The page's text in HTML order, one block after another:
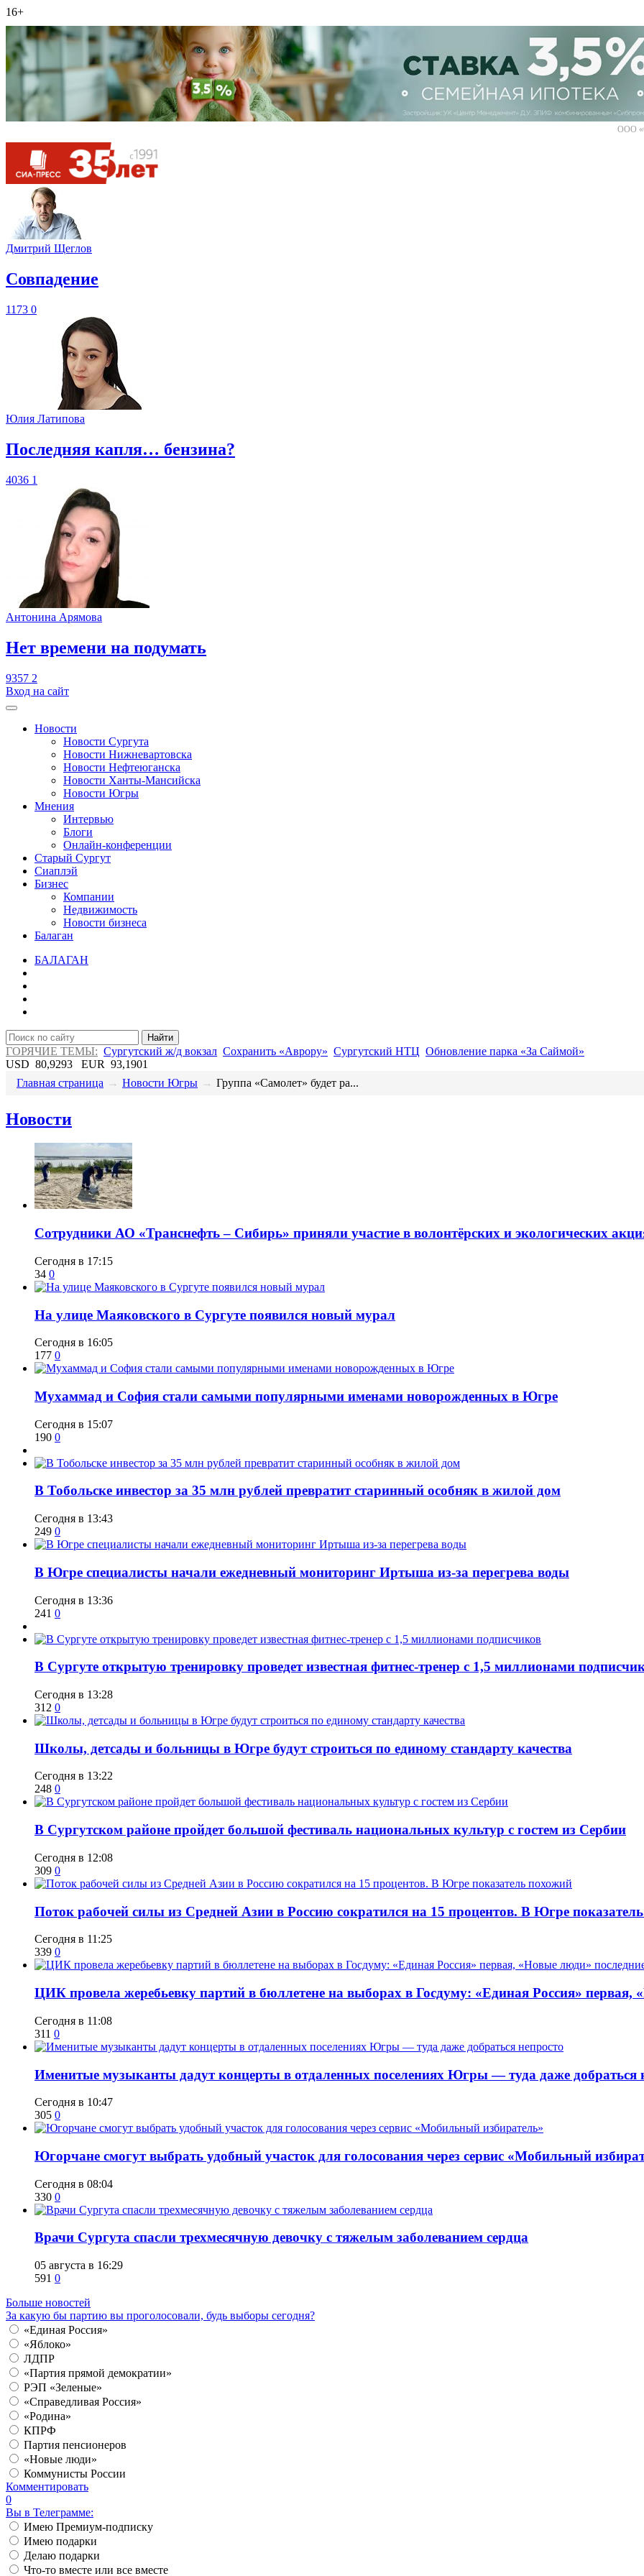
16+
ООО
Дмитрий Щеглов
​Совпадение
1173 0
Юлия Латипова
​Последняя капля… бензина?
4036 1
Антонина Арямова
​Нет времени на подумать
9357 2
Вход на сайт
Новости
Новости Сургута
Новости Нижневартовска
Новости Нефтеюганска
Новости Ханты-Мансийска
Новости Югры
Мнения
Интервью
Блоги
Онлайн-конференции
Старый Сургут
Сиаплэй
Бизнес
Компании
Недвижимость
Новости бизнеса
Балаган
БАЛАГАН
Найти
ГОРЯЧИЕ ТЕМЫ: Сургутский ж/д вокзал Сохранить «Аврору» Сургутский НТЦ Обновление парка «За Саймой»
USD 80,9293 EUR 93,1901
Главная страница → Новости Югры → ​Группа «Самолет» будет ра...
Новости
Сотрудники АО «Транснефть – Сибирь» приняли участие в волонтёрских и экологических
Сегодня в 17:15
34 0
​На улице Маяковского в Сургуте появился новый мурал
Сегодня в 16:05
177 0
​Мухаммад и София стали самыми популярными именами новорожденных в Югре
Сегодня в 15:07
190 0
В Тобольске инвестор за 35 млн рублей превратит старинный особняк в жилой дом
Сегодня в 13:43
249 0
В Югре специалисты начали ежедневный мониторинг Иртыша из-за перегрева воды
Сегодня в 13:36
241 0
В Сургуте открытую тренировку проведет известная фитнес-тренер с 1,5 миллионами
Сегодня в 13:28
312 0
Школы, детсады и больницы в Югре будут строиться по единому стандарту качества
Сегодня в 13:22
248 0
В Сургутском районе пройдет большой фестиваль национальных культур с гостем из Сербии
Сегодня в 12:08
309 0
Поток рабочей силы из Средней Азии в Россию сократился на 15 процентов. В Югре
Сегодня в 11:25
339 0
ЦИК провела жеребьевку партий в бюллетене на выборах в Госдуму: «Единая Россия» первая,
Сегодня в 11:08
311 0
Именитые музыканты дадут концерты в отдаленных поселениях Югры — туда даже добраться
Сегодня в 10:47
305 0
Югорчане смогут выбрать удобный участок для голосования через сервис «Мобильный
Сегодня в 08:04
330 0
​Врачи Сургута спасли трехмесячную девочку с тяжелым заболеванием сердца
05 августа в 16:29
591 0
Больше новостей
За какую бы партию вы проголосовали, будь выборы сегодня?
«Единая Россия»
«Яблоко»
ЛДПР
«Партия прямой демократии»
РЭП «Зеленые»
«Справедливая Россия»
«Родина»
КПРФ
Партия пенсионеров
«Новые люди»
Коммунисты России
Комментировать
0
Вы в Телеграмме:
Имею Премиум-подписку
Имею подарки
Делаю подарки
Что-то вместе или все вместе